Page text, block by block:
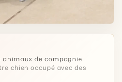
animaux de compagnie
chien occupé avec des